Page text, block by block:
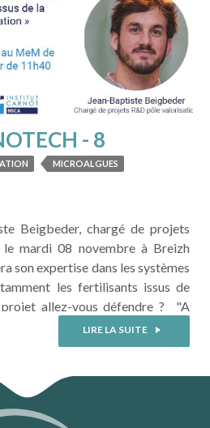
- 8
MICROALGUES
Beigbeder, chargé de projets
mardi 08 novembre à Breizh
son expertise dans les systèmes
les fertilisants issus de
projet allez-vous défendre ? "A
nous présenterons les
des projets PYRAMID et
et ...
LIRE LA SUITE